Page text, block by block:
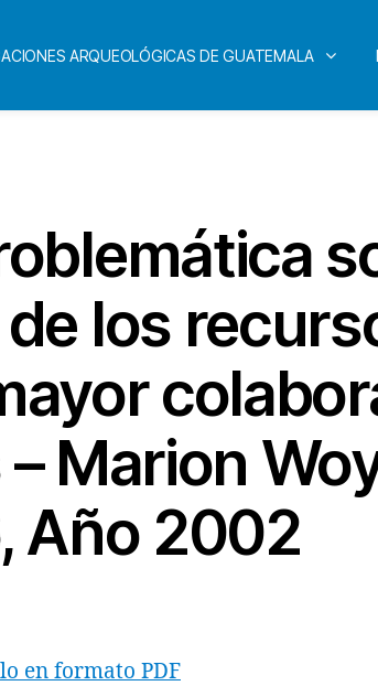
ARQUEOLÓGICAS DE GUATEMALA
los
Marion
Año 2002
en formato PDF